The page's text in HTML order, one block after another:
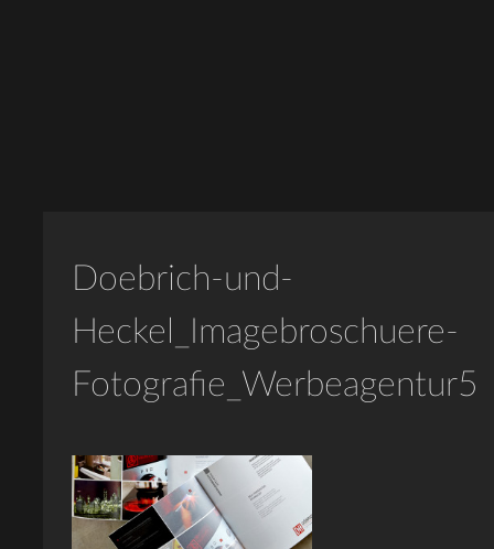
Doebrich-und-
Heckel_Imagebroschuere-
Fotografie_Werbeagentur5